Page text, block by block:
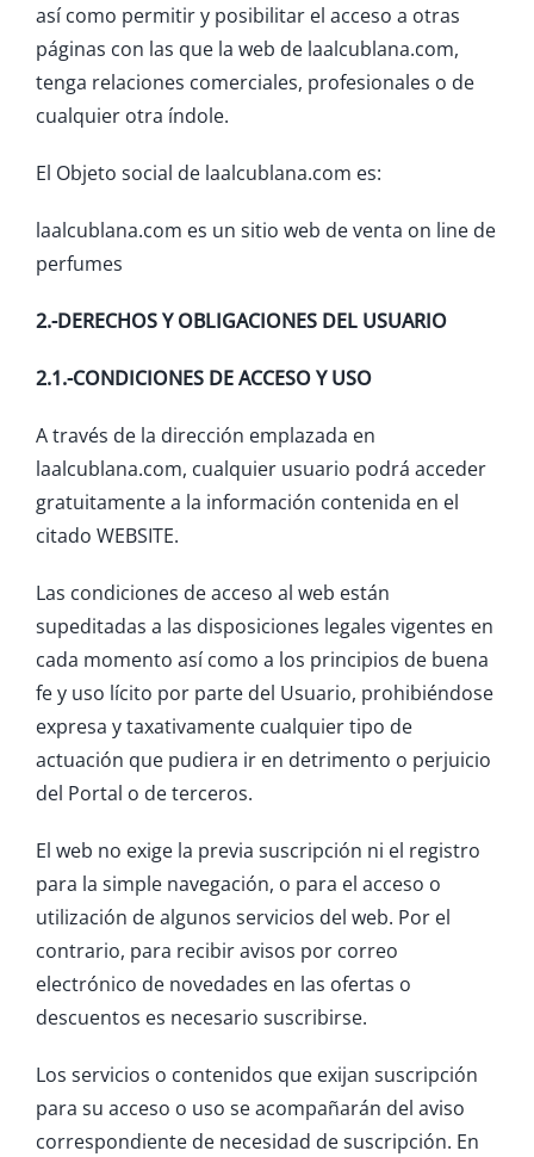
así como permitir y posibilitar el acceso a otras
páginas con las que la web de laalcublana.com,
tenga relaciones comerciales, profesionales o de
cualquier otra índole.
El Objeto social de laalcublana.com es:
laalcublana.com es un sitio web de venta on line de
perfumes
2.-DERECHOS Y OBLIGACIONES DEL USUARIO
2.1.-CONDICIONES DE ACCESO Y USO
A través de la dirección emplazada en
laalcublana.com, cualquier usuario podrá acceder
gratuitamente a la información contenida en el
citado WEBSITE.
Las condiciones de acceso al web están
supeditadas a las disposiciones legales vigentes en
cada momento así como a los principios de buena
fe y uso lícito por parte del Usuario, prohibiéndose
expresa y taxativamente cualquier tipo de
actuación que pudiera ir en detrimento o perjuicio
del Portal o de terceros.
El web no exige la previa suscripción ni el registro
para la simple navegación, o para el acceso o
utilización de algunos servicios del web. Por el
contrario, para recibir avisos por correo
electrónico de novedades en las ofertas o
descuentos es necesario suscribirse.
Los servicios o contenidos que exijan suscripción
para su acceso o uso se acompañarán del aviso
correspondiente de necesidad de suscripción. En